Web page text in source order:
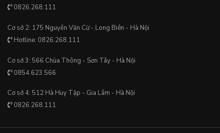
0826.268.111
Cơ sở 2: 175 Nguyễn Văn Cừ - Long Biên - Hà Nội
Hotline: 0826.268.111
Cơ sở 3: 566 Chùa Thông - Sơn Tây - Hà Nội
0854.623.566
Cơ sở 4: 512 Hà Huy Tập - Gia Lâm - Hà Nội
0826.268.111